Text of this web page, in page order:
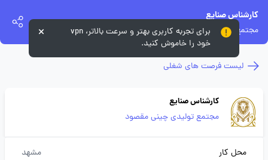
کارشناس صنایع
مجتمع تولیدی چینی مقصود
لیست فرصت های شغلی
کارشناس صنایع
مجتمع تولیدی چینی مقصود
محل کار
مشهد
برای تجربه کاربری بهتر و سرعت بالاتر، vpn
خود را خاموش کنید.